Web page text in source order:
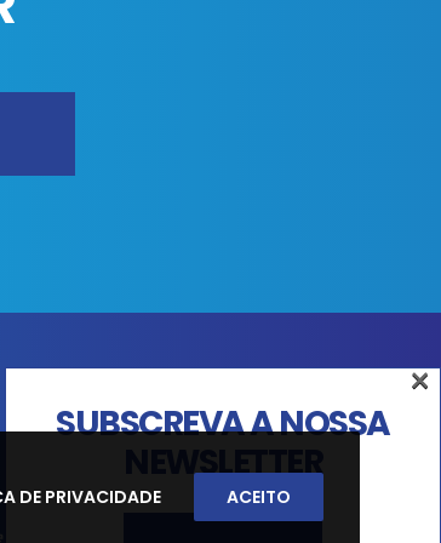
DE PRIVACIDADE ACEITO
SUBSCREVA A NOSSA
NEWSLETTER
×